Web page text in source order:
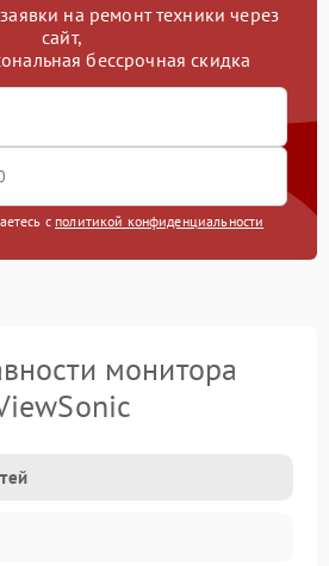
на ремонт техники через
сайт,
бессрочная скидка
с политикой конфиденциальности
монитора